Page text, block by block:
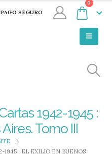
PAGO SEGURO
0
1942-1945 :
Tomo III
1945 : EL EXILIO EN BUENOS